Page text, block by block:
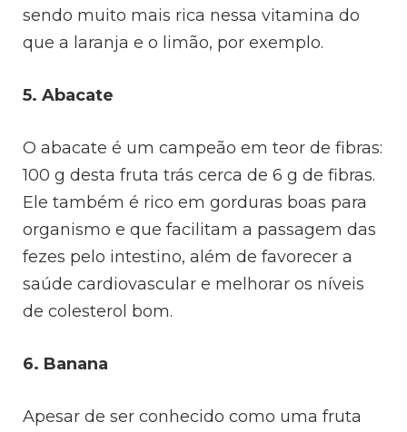
sendo muito mais rica nessa vitamina do
que a laranja e o limão, por exemplo.
5. Abacate
O abacate é um campeão em teor de fibras:
100 g desta fruta trás cerca de 6 g de fibras.
Ele também é rico em gorduras boas para
organismo e que facilitam a passagem das
fezes pelo intestino, além de favorecer a
saúde cardiovascular e melhorar os níveis
de colesterol bom.
6. Banana
Apesar de ser conhecido como uma fruta